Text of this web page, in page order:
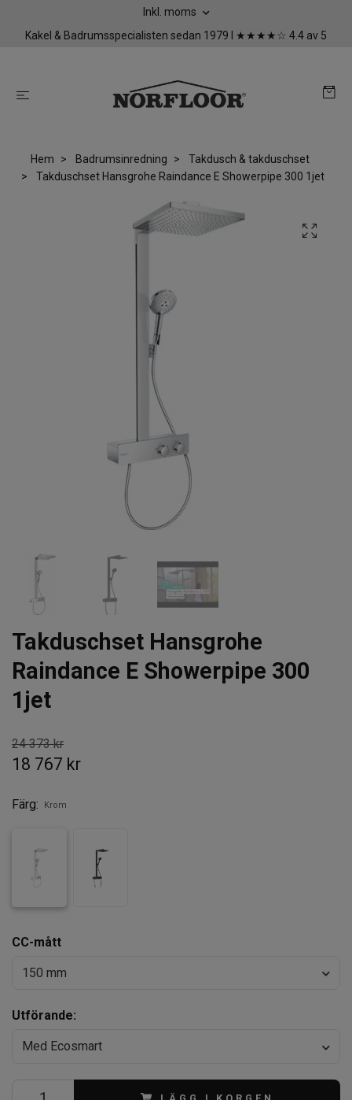
Inkl. moms
Kakel & Badrumsspecialisten sedan 1979 I ★★★★☆ 4.4 av 5
Hem Badrumsinredning
Takdusch & takduschset
Takduschset Hansgrohe Raindance E Showerpipe 300 1jet
Takduschset Hansgrohe
Raindance E Showerpipe 300
1jet
24 373 kr
18 767 kr
Färg: Krom
CC-mått
150 mm
Utförande:
Med Ecosmart